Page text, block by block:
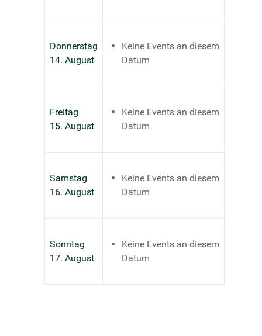
Donnerstag
14. August
Keine Events an diesem
Datum
Freitag
15. August
Keine Events an diesem
Datum
Samstag
16. August
Keine Events an diesem
Datum
Sonntag
17. August
Keine Events an diesem
Datum